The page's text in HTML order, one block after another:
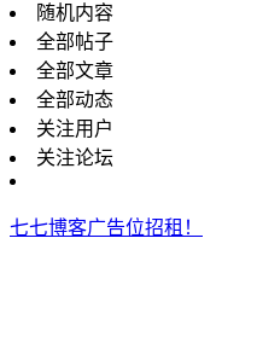
随机内容
全部帖子
全部文章
全部动态
关注用户
关注论坛
七七博客广告位招租！